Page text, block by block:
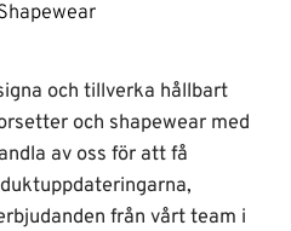
och tillverka hållbart
och shapewear med
av oss för att få
från vårt team i